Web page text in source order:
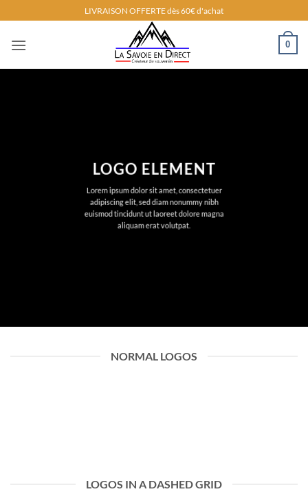
au
contenu
LIVRAISON OFFERTE dès 60€ d'achat
0
LOGO ELEMENT
Lorem ipsum dolor sit amet, consectetuer
adipiscing elit, sed diam nonummy nibh
euismod tincidunt ut laoreet dolore magna
aliquam erat volutpat.
NORMAL LOGOS
LOGOS IN A DASHED GRID